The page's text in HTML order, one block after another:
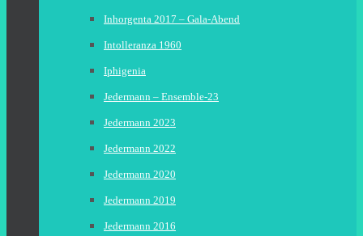
Inhorgenta 2017 – Gala-Abend
Intolleranza 1960
Iphigenia
Jedermann – Ensemble-23
Jedermann 2023
Jedermann 2022
Jedermann 2020
Jedermann 2019
Jedermann 2016